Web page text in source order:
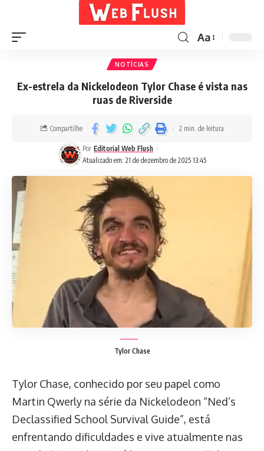
Aa
NOTÍCIAS
Ex-estrela da Nickelodeon Tylor Chase é vista nas
ruas de Riverside
Atualizado em: 21 de dezembro de 2025 13:45
Por Editorial Web Flush
Compartilhe 2 min. de leitura
Tylor Chase
Tylor Chase, conhecido por seu papel como
Martin Qwerly na série da Nickelodeon “Ned’s
Declassified School Survival Guide”, está
enfrentando dificuldades e vive atualmente nas